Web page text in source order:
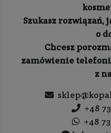
Szukasz rozwiązań,
o
Chcesz
zamówienie
z
+48
+48